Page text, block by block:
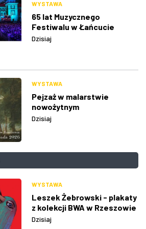
WYSTAWA
65 lat Muzycznego
Festiwalu w Łańcucie
Dzisiaj
WYSTAWA
Pejzaż w malarstwie
nowożytnym
Dzisiaj
WYSTAWA
Leszek Żebrowski - plakaty
z kolekcji BWA w Rzeszowie
Dzisiaj